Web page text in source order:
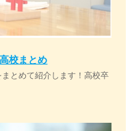
校まとめ
とめて紹介します！高校卒